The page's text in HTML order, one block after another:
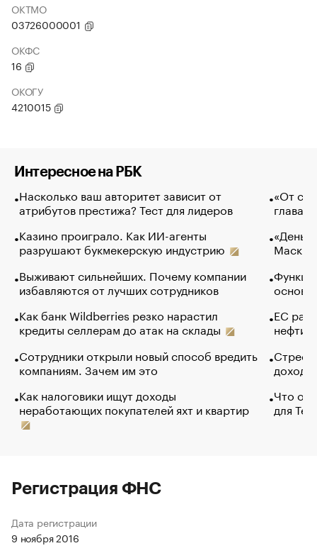
ОКТМО
03726000001
ОКФС
16
ОКОГУ
4210015
Интересное на РБК
Насколько ваш авторитет зависит от
атрибутов престижа? Тест для лидеров
Казино проиграло. Как ИИ-агенты
разрушают букмекерскую индустрию
Выживают сильнейших. Почему компании
избавляются от лучших сотрудников
Как банк Wildberries резко нарастил
кредиты селлерам до атак на склады
Сотрудники открыли новый способ вредить
компаниям. Зачем им это
Как налоговики ищут доходы
неработающих покупателей яхт и квартир
«От
глава
Маск в
основ
ЕС
нефти
Что
для
Регистрация ФНС
Дата регистрации
9 ноября 2016